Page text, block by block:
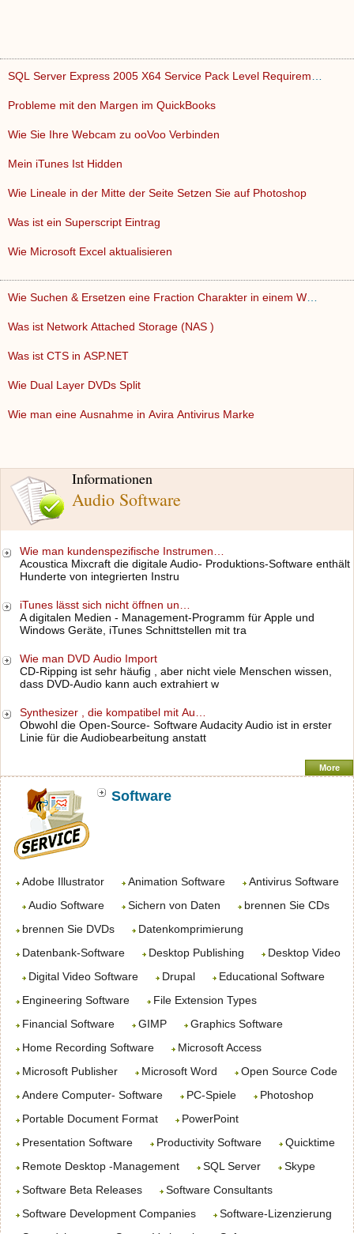
Informationen
Audio Software
Wie man kundenspezifische Instrumen…
Acoustica Mixcraft die digitale Audio- Produktions-Software enthält
Hunderte von integrierten Instru
iTunes lässt sich nicht öffnen un…
A digitalen Medien - Management-Programm für Apple und
Windows Geräte, iTunes Schnittstellen mit tra
Wie man DVD Audio Import
CD-Ripping ist sehr häufig , aber nicht viele Menschen wissen,
dass DVD-Audio kann auch extrahiert w
Synthesizer , die kompatibel mit Au…
Obwohl die Open-Source- Software Audacity Audio ist in erster
Linie für die Audiobearbeitung anstatt
More
Software
Adobe Illustrator Animation Software
Antivirus Software
Audio Software
Sichern von Daten
brennen Sie CDs
brennen Sie DVDs
Datenkomprimierung
Datenbank-Software
Desktop Publishing
Desktop Video
Digital Video Software
Drupal
Educational Software
Engineering Software
File Extension Types
Financial Software
GIMP
Graphics Software
Home Recording Software
Microsoft Access
Microsoft Publisher
Microsoft Word
Open Source Code
Andere Computer- Software
PC-Spiele
Photoshop
Portable Document Format
PowerPoint
Presentation Software
Productivity Software
Quicktime
Remote Desktop -Management
SQL Server
Skype
Software Beta Releases
Software Consultants
Software Development Companies
Software-Lizenzierung
Probleme mit den Margen im QuickBooks
Wie Sie Ihre Webcam zu ooVoo Verbinden
Mein iTunes Ist Hidden
Wie Lineale in der Mitte der Seite Setzen Sie auf Photoshop
Was ist ein Superscript Eintrag
Wie Microsoft Excel aktualisieren
Was ist Network Attached Storage (NAS )
Was ist CTS in ASP.NET
Wie Dual Layer DVDs Split
Wie man eine Ausnahme in Avira Antivirus Marke